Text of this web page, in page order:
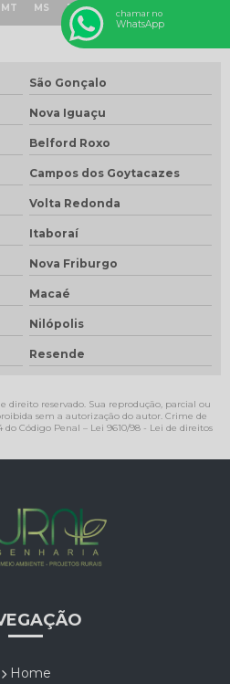
MT MS PB
São Gonçalo
Nova Iguaçu
Belford Roxo
Campos dos Goytacazes
Volta Redonda
Itaboraí
Nova Friburgo
Macaé
Nilópolis
Resende
direito reservado. Sua reprodução, parcial ou
sem a autorização do autor. Crime de
do Código Penal – Lei 9610/98 - Lei de direitos
Home
chamar no
WhatsApp